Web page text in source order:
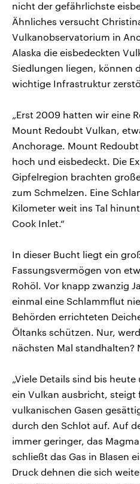
nicht der gefährlichste
Ähnliches versucht
Vulkanobservatorium in
Alaska die eisbedeckten
Siedlungen liegen, können
wichtige Infrastruktur
„Erst 2009 hatten wir eine
Mount Redoubt Vulkan,
Anchorage. Mount
hoch und eisbedeckt. Die
Gipfelregion brachten
zum Schmelzen. Eine
Kilometer weit ins Tal
Cook Inlet.“
In dieser Bucht liegt ein
Fassungsvermögen von
Rohöl. Vor knapp zwanzig
einmal eine Schlammflut
Behörden errichteten
Öltanks schützen. Nur,
nächsten Mal standhalten?
„Viele Details sind bis
ein Vulkan ausbricht, steigt
vulkanischen Gasen
durch den Schlot auf. Auf
immer geringer, das
schließt das Gas in Blasen
Druck dehnen die sich